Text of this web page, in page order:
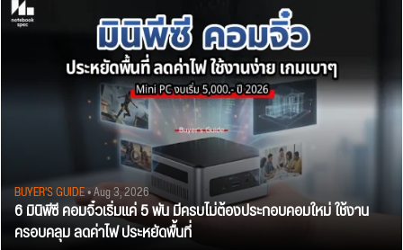
BUYER'S GUIDE• Aug 3, 2026
6 มินิพีซี คอมจิ๋วเริ่มแค่ 5 พัน มีครบไม่ต้องประกอบคอมใหม่ ใช้งาน
ครอบคลุม ลดค่าไฟ ประหยัดพื้นที่